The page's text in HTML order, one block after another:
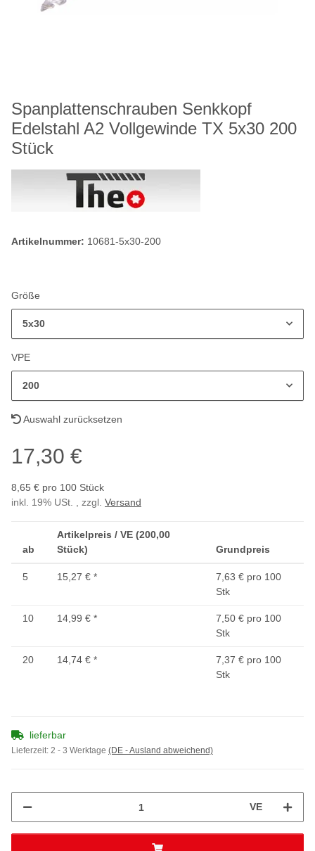
Spanplattenschrauben Senkkopf
Edelstahl A2 Vollgewinde TX 5x30 200
Stück
Artikelnummer: 10681-5x30-200
Größe
5x30
VPE
200
Auswahl zurücksetzen
17,30 €
8,65 € pro 100 Stück
inkl. 19% USt. , zzgl. Versand
ab
Artikelpreis / VE (200,00
Stück)
Grundpreis
5 15,27 € *
7,63 € pro 100
Stk
10 14,99 € *
7,50 € pro 100
Stk
20 14,74 € *
7,37 € pro 100
Stk
lieferbar
Lieferzeit: 2 - 3 Werktage (DE - Ausland abweichend)
VE